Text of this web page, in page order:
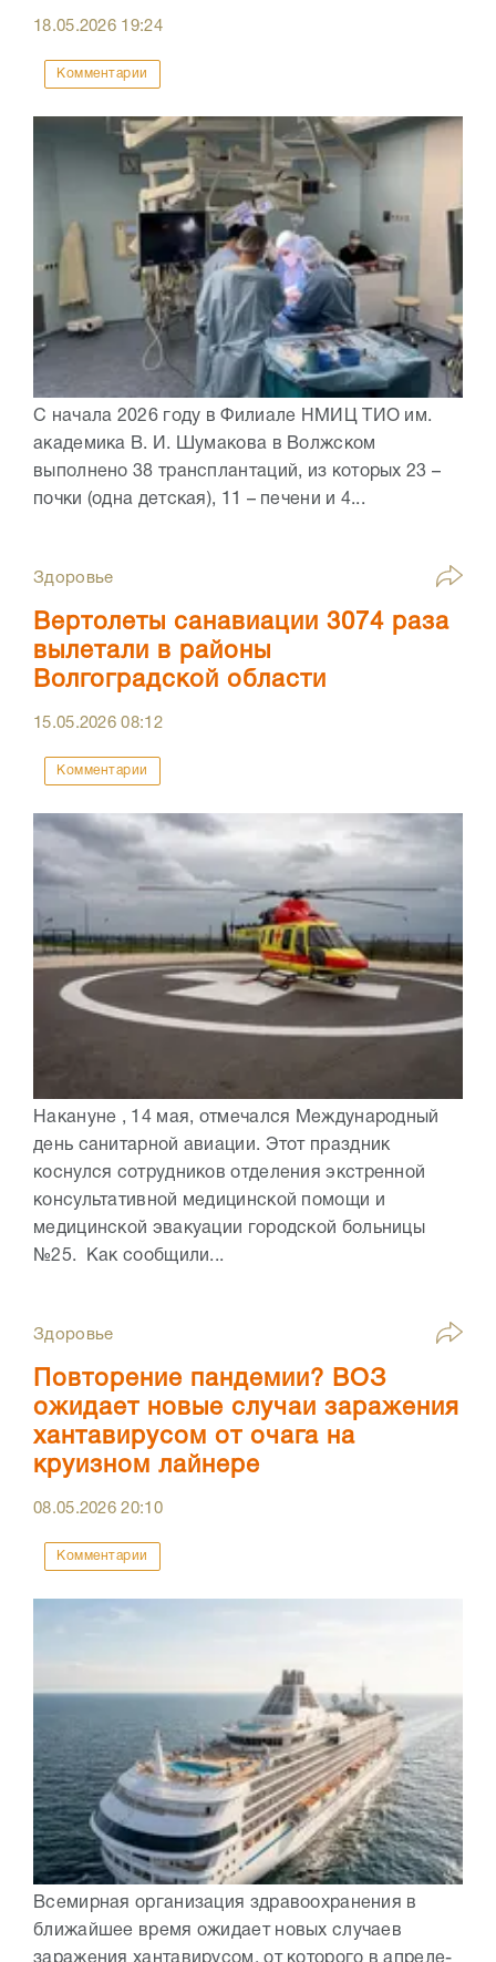
18.05.2026 19:24
Комментарии
С начала 2026 году в Филиале НМИЦ ТИО им.
академика В. И. Шумакова в Волжском
выполнено 38 трансплантаций, из которых 23 –
почки (одна детская), 11 – печени и 4...
Здоровье
Вертолеты санавиации 3074 раза
вылетали в районы
Волгоградской области
15.05.202608:12
Комментарии
Накануне , 14 мая, отмечался Международный
день санитарной авиации. Этот праздник
коснулся сотрудников отделения экстренной
консультативной медицинской помощи и
медицинской эвакуации городской больницы
№25. Как сообщили...
Здоровье
Повторение пандемии? ВОЗ
ожидает новые случаи заражения
хантавирусом от очага на
круизном лайнере
08.05.202620:10
Комментарии
Всемирная организация здравоохранения в
ближайшее время ожидает новых случаев
заражения хантавирусом, от которого в апреле-